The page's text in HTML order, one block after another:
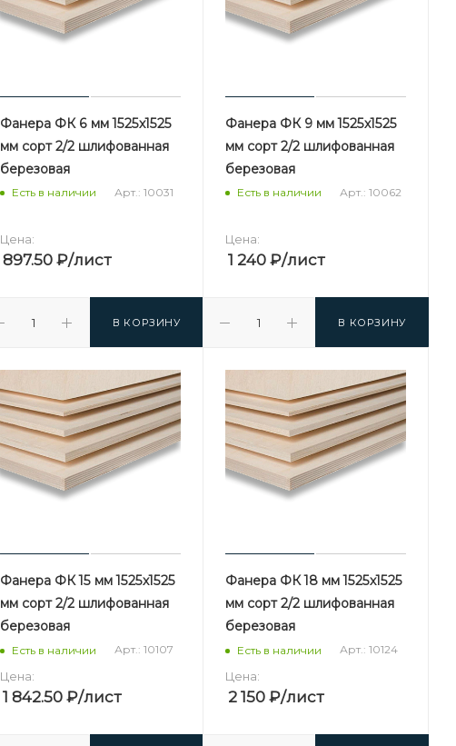
Фанера ФК 6 мм 1525х1525
мм сорт 2/2 шлифованная
березовая
Есть в наличии Арт.: 10031
Цена:
897.50₽/лист
В КОРЗИНУ
Фанера ФК 9 мм 1525х1525
мм сорт 2/2 шлифованная
березовая
Есть в наличии Арт.: 10062
Цена:
1 240₽/лист
В КОРЗИНУ
Фанера ФК 15 мм 1525х1525
мм сорт 2/2 шлифованная
березовая
Есть в наличии Арт.: 10107
Цена:
1 842.50₽/лист
Фанера ФК 18 мм 1525х1525
мм сорт 2/2 шлифованная
березовая
Есть в наличии Арт.: 10124
Цена:
2 150₽/лист